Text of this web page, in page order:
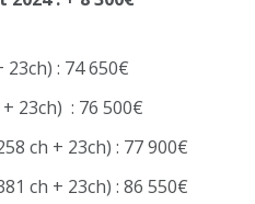
: 74 650€
23ch) : 76 500€
ch + 23ch) : 77 900€
ch + 23ch) : 86 550€